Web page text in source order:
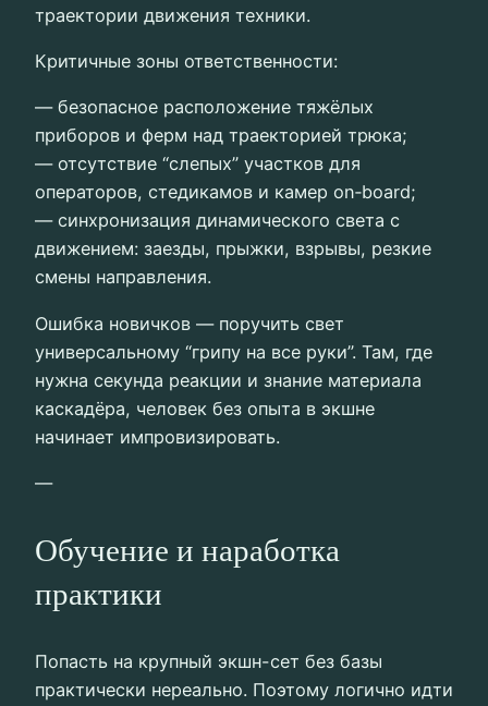
траектории движения техники.
Критичные зоны ответственности:
— безопасное расположение тяжёлых
приборов и ферм над траекторией трюка;
— отсутствие “слепых” участков для
операторов, стедикамов и камер on‑board;
— синхронизация динамического света с
движением: заезды, прыжки, взрывы, резкие
смены направления.
Ошибка новичков — поручить свет
универсальному “грипу на все руки”. Там, где
нужна секунда реакции и знание материала
каскадёра, человек без опыта в экшне
начинает импровизировать.
—
Обучение и наработка
практики
Попасть на крупный экшн-сет без базы
практически нереально. Поэтому логично идти